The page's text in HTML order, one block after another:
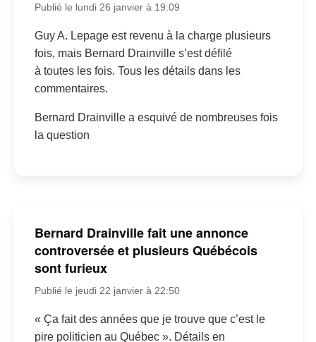
Publié le lundi 26 janvier à 19:09
Guy A. Lepage est revenu à la charge plusieurs
fois, mais Bernard Drainville s’est défilé
à toutes les fois. Tous les détails dans les
commentaires.
Bernard Drainville a esquivé de nombreuses fois
la question
Bernard Drainville fait une annonce
controversée et plusieurs Québécois
sont furieux
Publié le jeudi 22 janvier à 22:50
« Ça fait des années que je trouve que c’est le
pire politicien au Québec ». Détails en